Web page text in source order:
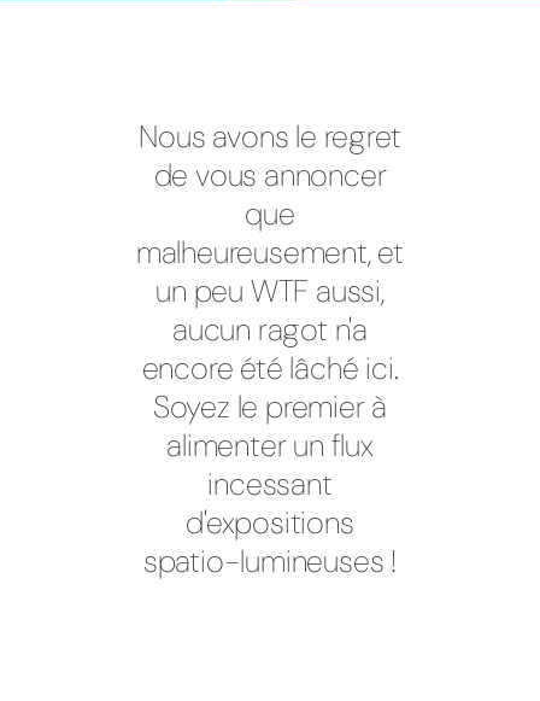
Nous avons le regret
de vous annoncer
que
malheureusement, et
un peu WTF aussi,
aucun ragot n'a
encore été lâché ici.
Soyez le premier à
alimenter un flux
incessant
d'expositions
spatio-lumineuses !